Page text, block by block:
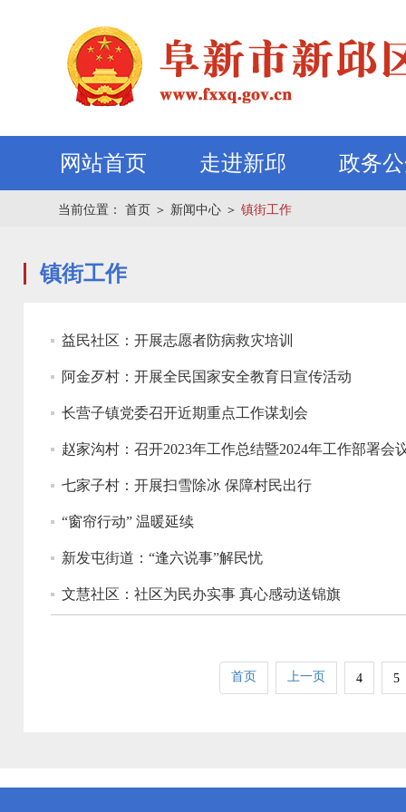
网站首页 走进新邱 政务
当前位置： 首页 ＞ 新闻中心 ＞ 镇街工作
镇街工作
益民社区：开展志愿者防病救灾培训
阿金歹村：开展全民国家安全教育日宣传活动
长营子镇党委召开近期重点工作谋划会
赵家沟村：召开2023年工作总结暨2024年工作部署会
七家子村：开展扫雪除冰 保障村民出行
“窗帘行动” 温暖延续
新发屯街道：“逢六说事”解民忧
文慧社区：社区为民办实事 真心感动送锦旗
首页 上一页 4 5